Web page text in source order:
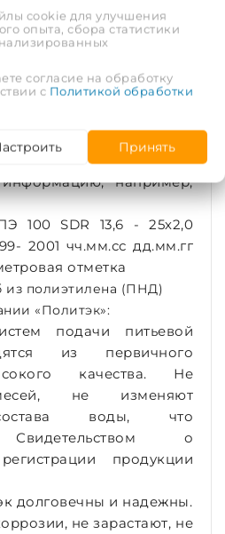
через 1 метр, так же
назначении - для
последовательно:
изготовителя и/
«труба», месяц и год
допускается
например,
100 SDR 13,6 - 25х2,0
2001 чч.мм.сс дд.мм.гг
отметка
из полиэтилена (ПНД)
«Политэк»:
подачи питьевой
из первичного
качества. Не
не изменяют
воды, что
Свидетельством о
продукции
долговечны и надежны.
не зарастают, не
cookie для улучшения
опыта, сбора статистики
согласие на обработку
с Политикой обработки
Принять